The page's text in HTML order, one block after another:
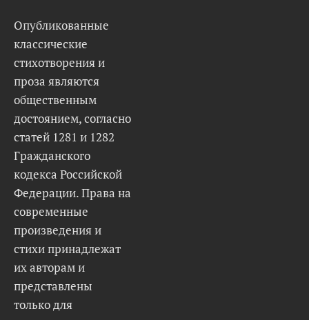
Опубликованные
классические
стихотворения и
проза являются
общественным
достоянием, согласно
статей 1281 и 1282
Гражданского
кодекса Российской
Федерации. Права на
современные
произведения и
стихи принадлежат
их авторам и
представлены
только для